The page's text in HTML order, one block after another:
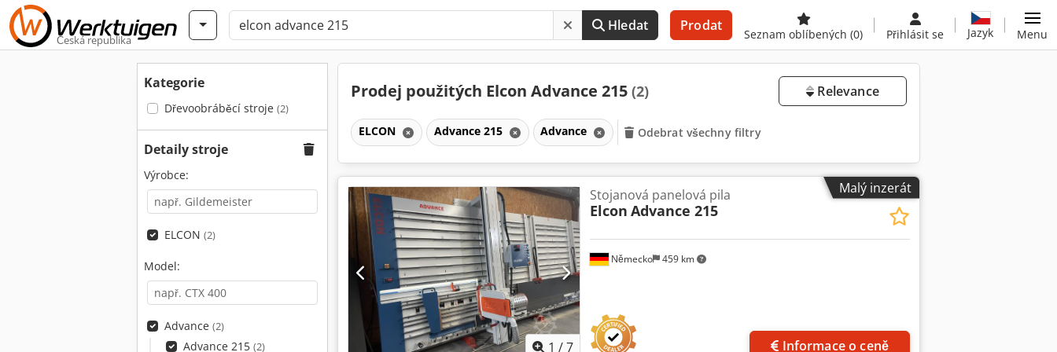
Česká republika
Hledat Prodat
Seznam oblíbených (0) Přihlásit se Jazyk Menu
Kategorie
Dřevoobráběcí stroje (2)
Detaily stroje
Výrobce:
ELCON (2)
Model:
Advance (2)
Advance 215 (2)
Prodej použitých Elcon Advance 215 (2) Relevance
ELCON Advance 215 Advance Odebrat všechny filtry
Malý inzerát
1 /7
Německo 459 km
Stojanová panelová pila
Elcon Advance 215
Informace o ceně